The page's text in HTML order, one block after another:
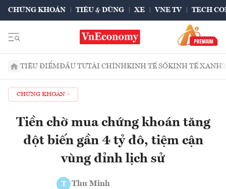
CHỨNG KHOÁN TIÊU & DÙNG XE VNE TV TECH
TIÊU ĐIỂMĐẦU TƯTÀI CHÍNHKINH TẾ SỐKINH TẾ XANH
CHỨNG KHOÁN
Tiền chờ mua chứng khoán tăng
đột biến gần 4 tỷ đô, tiệm cận
vùng đỉnh lịch sử
T Thu Minh